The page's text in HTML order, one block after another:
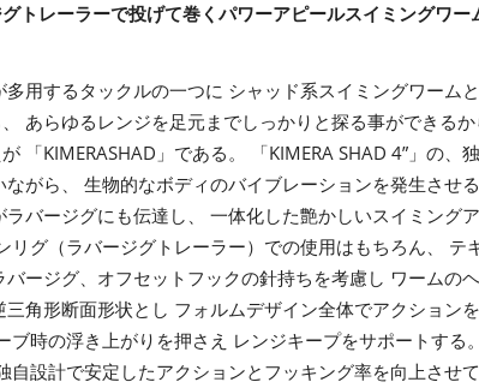
トレーラーで投げて巻くパワーアピールスイミングワー
用するタックルの一つに シャッド系スイミングワーム
あらゆるレンジを足元までしっかりと探る事ができる
「KIMERASHAD」である。 「KIMERA SHAD 4”」の
がら、 生物的なボディのバイブレーションを発生させ
バージグにも伝達し、 一体化した艶かしいスイミング
グ（ラバージグトレーラー）での使用はもちろん、
ージグ、オフセットフックの針持ちを考慮し ワームの
角形断面形状とし フォルムデザイン全体でアクション
ブ時の浮き上がりを押さえ レンジキープをサポートす
設計で安定したアクションとフッキング率を向上させ